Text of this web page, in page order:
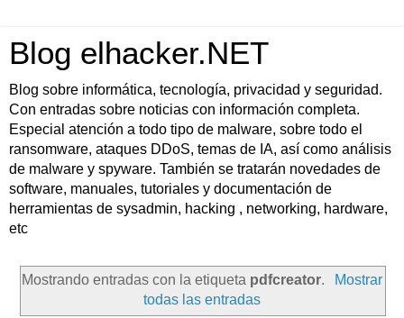
Blog elhacker.NET
Blog sobre informática, tecnología, privacidad y seguridad.
Con entradas sobre noticias con información completa.
Especial atención a todo tipo de malware, sobre todo el
ransomware, ataques DDoS, temas de IA, así como análisis
de malware y spyware. También se tratarán novedades de
software, manuales, tutoriales y documentación de
herramientas de sysadmin, hacking , networking, hardware,
etc
Mostrando entradas con la etiqueta pdfcreator.
Mostrar
todas las entradas